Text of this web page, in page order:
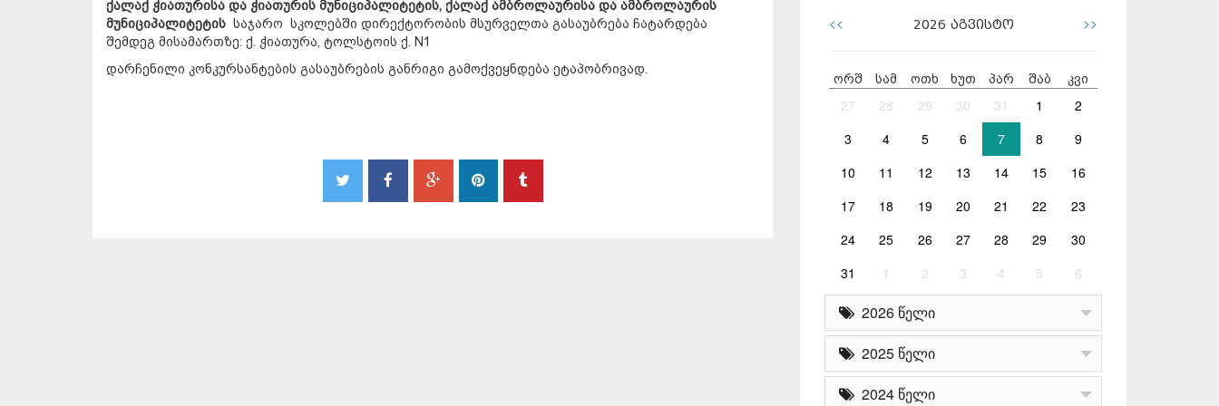
ქალაქ ჭიათურისა და ჭიათურის მუნიციპალიტეტის, ქალაქ ამბროლაურისა და ამბროლაურის
მუნიციპალიტეტის საჯარო სკოლებში დირექტორობის მსურველთა გასაუბრება ჩატარდება
შემდეგ მისამართზე: ქ. ჭიათურა, ტოლსტოის ქ. N1
დარჩენილი კონკურსანტების გასაუბრების განრიგი გამოქვეყნდება ეტაპობრივად.
<< 2026 აგვისტო >>
ორშ სამ ოთხ ხუთ პარ შაბ კვი
27 28 29 30 31 1
2
3
4 5 6 7 8
9
10
11 12 13 14 15
16
17
18 19 20 21 22
23
24
25 26 27 28 29
30
31
1 2 3 4 5 6
2026 წელი
2025 წელი
2024 წელი